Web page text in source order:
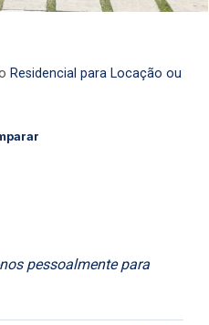
Residencial para Locação ou
pessoalmente para